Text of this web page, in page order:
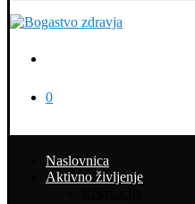
0
Naslovnica
Aktivno življenje